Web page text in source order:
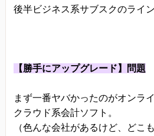
後半ビジネス系サブスクのライ
【勝手にアップグレード】問題
まず一番ヤバかったのがオンラ
クラウド系会計ソフト。
（色んな会社があるけど、どこ